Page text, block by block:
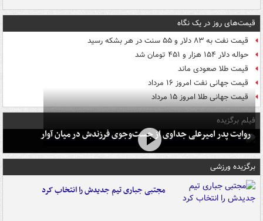
قیمت‌های روز در یک نگاه
قیمت نفت به ۸۳ دلار و ۵۵ سنت در هر بشکه رسید
حواله دلار ۱۵۴ هزار و ۴۵۱ تومان شد
قیمت طلا صعودی ماند
قیمت جهانی نفت امروز ۱۶ مرداد
قیمت جهانی طلا امروز ۱۵ مرداد
فیلم برگزیده
روایت پدر امیرعلی جداوی از جست‌وجوی فرزندش در میان آوار
برگزیده ورزشی
مجتبی جباری تیم جدیدش را انتخاب کرد